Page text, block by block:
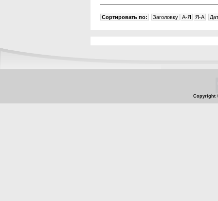
Сортировать по: Заголовку A-Я Я-A
Copyright